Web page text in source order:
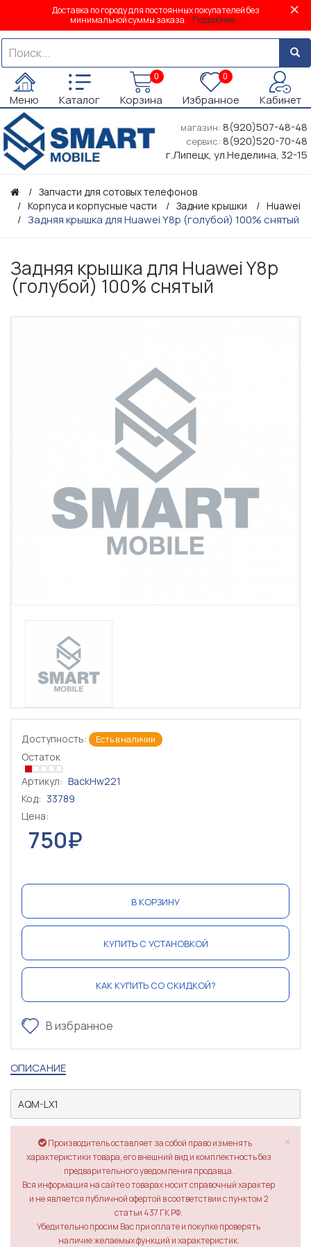
Доставка по городу для постоянных покупателей без
минимальной суммы заказа. Подробнее...
Меню Каталог
0
Корзина
0
Избранное Кабинет
магазин: 8(920)507-48-48
сервис: 8(920)520-70-48
г.Липецк, ул.Неделина, 32-15
Запчасти для сотовых телефонов
Корпуса и корпусные части
Задние крышки Huawei
Задняя крышка для Huawei Y8p (голубой) 100% снятый
Задняя крышка для Huawei Y8p
(голубой) 100% снятый
Доступность: Есть в наличии
Остаток
Артикул: BackHw221
Код: 33789
Цена:
750₽
В КОРЗИНУ
КУПИТЬ С УСТАНОВКОЙ
КАК КУПИТЬ СО СКИДКОЙ?
В избранное
ОПИСАНИЕ
AQM-LX1
×
Производитель оставляет за собой право изменять
характеристики товара, его внешний вид и комплектность без
предварительного уведомления продавца.
Вся информация на сайте о товарах носит справочный характер
и не является публичной офертой в соответствии с пунктом 2
статьи 437 ГК РФ.
Убедительно просим Вас при оплате и покупке проверять
наличие желаемых функций и характеристик.